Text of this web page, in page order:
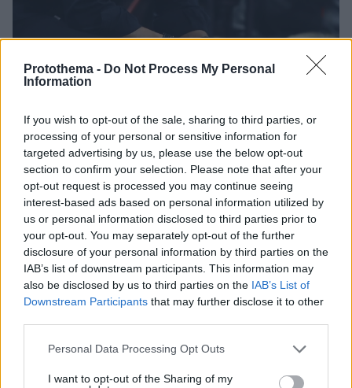
Protothema - Do Not Process My Personal
Information
If you wish to opt-out of the sale, sharing to third parties, or
processing of your personal or sensitive information for
targeted advertising by us, please use the below opt-out
section to confirm your selection. Please note that after your
opt-out request is processed you may continue seeing
interest-based ads based on personal information utilized by
us or personal information disclosed to third parties prior to
your opt-out. You may separately opt-out of the further
disclosure of your personal information by third parties on the
IAB’s list of downstream participants. This information may
also be disclosed by us to third parties on the IAB’s List of
Downstream Participants that may further disclose it to other
Please note that this website/app uses one or more Google
not limited to your visit or usage behaviour. You may click to
Personal Data Processing Opt Outs
I want to opt-out of the Sharing of my
πέρας μια μεγάλη μεταγραφή, θα έφερνα τον Τζόρνταν
αν χρειαζόταν
Για μια μεταγραφή «βόμβα» που προσπαθεί να
ολοκληρώσει έκανε λόγο ο ιδιοκτήτης της ΚΑΕ
Παναθηναϊκός
05.01.2026, 06:34